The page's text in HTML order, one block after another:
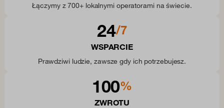
Łączymy z 700+ lokalnymi operatorami na świecie.
24/7
WSPARCIE
Prawdziwi ludzie, zawsze gdy ich potrzebujesz.
100%
ZWROTU